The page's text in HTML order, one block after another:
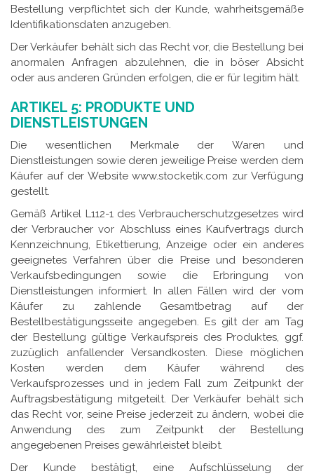
Bestellung verpflichtet sich der Kunde, wahrheitsgemäße
Identifikationsdaten anzugeben.
Der Verkäufer behält sich das Recht vor, die Bestellung bei
anormalen Anfragen abzulehnen, die in böser Absicht
oder aus anderen Gründen erfolgen, die er für legitim hält.
ARTIKEL 5: PRODUKTE UND
DIENSTLEISTUNGEN
Die wesentlichen Merkmale der Waren und
Dienstleistungen sowie deren jeweilige Preise werden dem
Käufer auf der Website www.stocketik.com zur Verfügung
gestellt.
Gemäß Artikel L112-1 des Verbraucherschutzgesetzes wird
der Verbraucher vor Abschluss eines Kaufvertrags durch
Kennzeichnung, Etikettierung, Anzeige oder ein anderes
geeignetes Verfahren über die Preise und besonderen
Verkaufsbedingungen sowie die Erbringung von
Dienstleistungen informiert. In allen Fällen wird der vom
Käufer zu zahlende Gesamtbetrag auf der
Bestellbestätigungsseite angegeben. Es gilt der am Tag
der Bestellung gültige Verkaufspreis des Produktes, ggf.
zuzüglich anfallender Versandkosten. Diese möglichen
Kosten werden dem Käufer während des
Verkaufsprozesses und in jedem Fall zum Zeitpunkt der
Auftragsbestätigung mitgeteilt. Der Verkäufer behält sich
das Recht vor, seine Preise jederzeit zu ändern, wobei die
Anwendung des zum Zeitpunkt der Bestellung
angegebenen Preises gewährleistet bleibt.
Der Kunde bestätigt, eine Aufschlüsselung der